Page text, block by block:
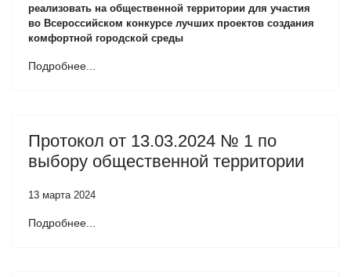
реализовать на общественной территории для участия
во Всероссийском конкурсе лучших проектов создания
комфортной городской среды
Подробнее...
Протокол от 13.03.2024 № 1 по
выбору общественной территории
13 марта 2024
Подробнее...